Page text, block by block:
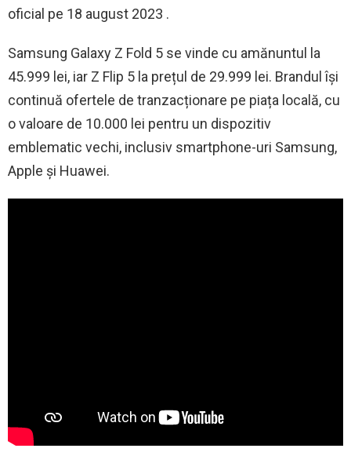
oficial pe 18 august 2023 .
Samsung Galaxy Z Fold 5 se vinde cu amănuntul la
45.999 lei, iar Z Flip 5 la prețul de 29.999 lei. Brandul își
continuă ofertele de tranzacționare pe piața locală, cu
o valoare de 10.000 lei pentru un dispozitiv
emblematic vechi, inclusiv smartphone-uri Samsung,
Apple și Huawei.